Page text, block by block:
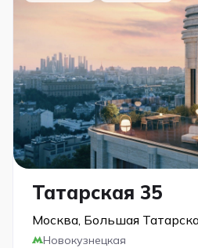
Татарская 35
Москва, Большая
Новокузнецкая